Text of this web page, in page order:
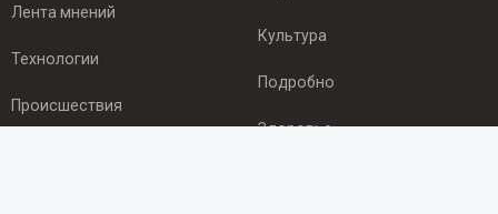
Лента мнений
Технологии
Происшествия
Культура
Подробно
Здоровье